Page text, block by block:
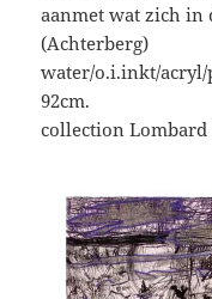
aanmet wat zich in
(Achterberg)
water/o.i.inkt/
92cm.
collection